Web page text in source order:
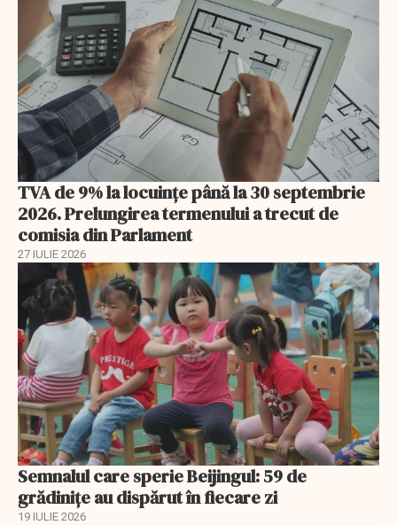
TVA de 9% la locuințe până la 30 septembrie
2026. Prelungirea termenului a trecut de
comisia din Parlament
27 IULIE 2026
Semnalul care sperie Beijingul: 59 de
grădinițe au dispărut în fiecare zi
19 IULIE 2026